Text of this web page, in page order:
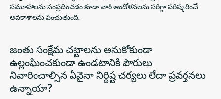
సమూహాలను సంప్రదించడం కూడా వారి ఆందోళనలను సరిగ్గా పరిష్కరించే
అవకాశాలను పెంచుతుంది.
జంతు సంక్షేమ చట్టాలను అనుకోకుండా
ఉల్లంఘించకుండా ఉండటానికి పౌరులు
నివారించాల్సిన ఏవైనా నిర్దిష్ట చర్యలు లేదా ప్రవర్తనలు
ఉన్నాయా?